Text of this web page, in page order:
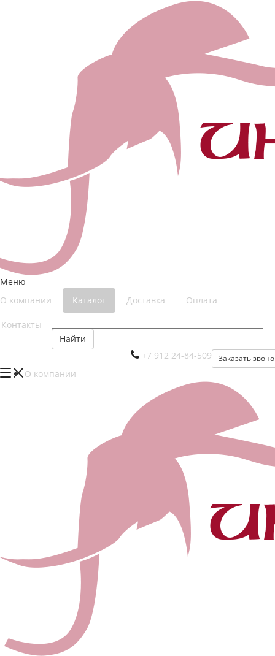
Меню
О компании
Каталог Доставка Оплата
Контакты
Найти
Заказать
+7 912 24-84-509
О компании